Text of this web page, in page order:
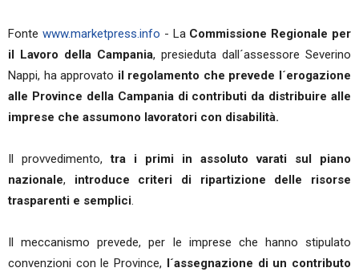
Fonte www.marketpress.info - La Commissione Regionale per
il Lavoro della Campania, presieduta dall´assessore Severino
Nappi, ha approvato il regolamento che prevede l´erogazione
alle Province della Campania di contributi da distribuire alle
imprese che assumono lavoratori con disabilità.
Il provvedimento,tra i primi in assoluto varati sul piano
nazionale, introduce criteri di ripartizione delle risorse
trasparenti e semplici.
Il meccanismo prevede, per le imprese che hanno stipulato
convenzioni con le Province, l´assegnazione di un contributo